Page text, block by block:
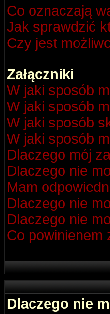
Co oznaczają
Jak sprawdzić
Czy jest
Załączniki
W jaki sposób
W jaki sposób
W jaki sposób
W jaki sposób
Dlaczego mój
Dlaczego nie
Mam
Dlaczego nie
Dlaczego nie
Co powinienem
Dlaczego nie